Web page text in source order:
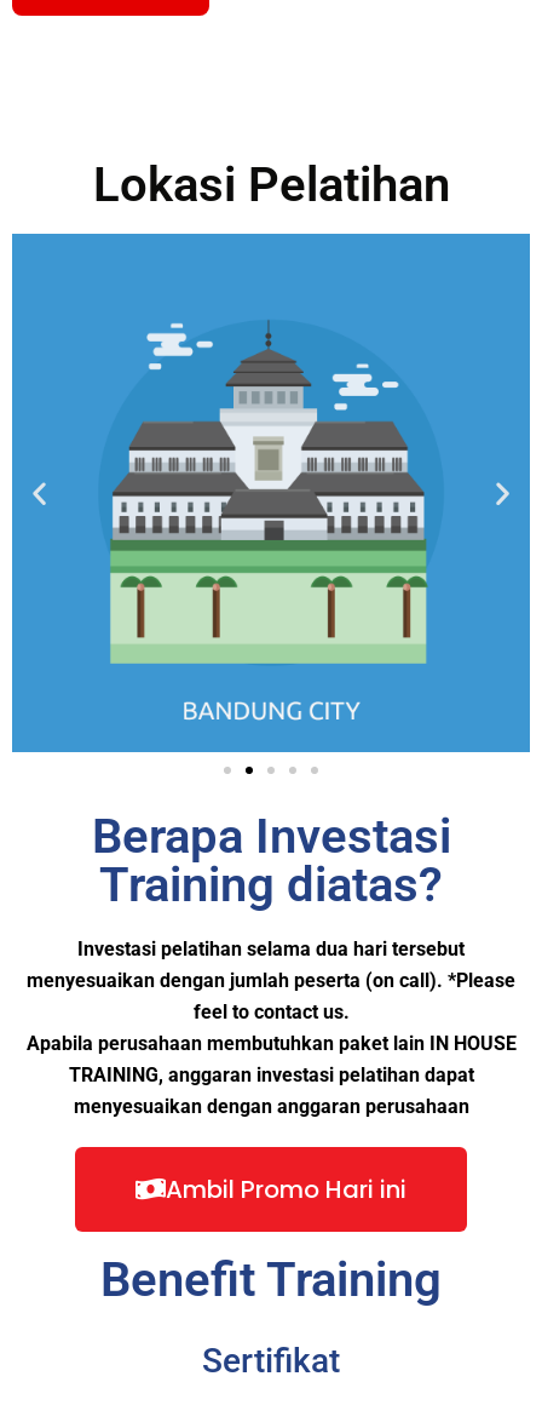
Lokasi Pelatihan
Berapa Investasi
Training diatas?
Investasi pelatihan selama dua hari tersebut
menyesuaikan dengan jumlah peserta (on call). *Please
feel to contact us.
Apabila perusahaan membutuhkan paket lain IN HOUSE
TRAINING, anggaran investasi pelatihan dapat
menyesuaikan dengan anggaran perusahaan
Ambil Promo Hari ini
Benefit Training
Sertifikat